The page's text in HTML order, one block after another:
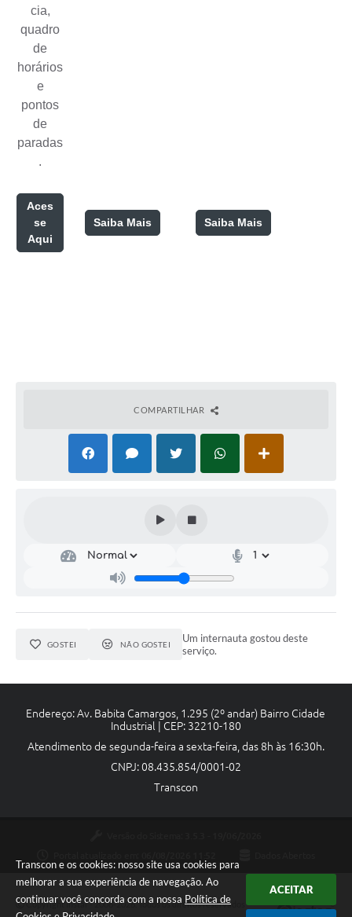
Transcon e os cookies: nosso site usa cookies para
melhorar a sua experiência de navegação. Ao
continuar você concorda com a nossa Política de
ACEITAR
cia,
quadro
de
horários
e
pontos
de
paradas
.
Aces
se
Aqui
Saiba Mais Saiba Mais
COMPARTILHAR
GOSTEI NÃO GOSTEI
Um internauta gostou deste
serviço.
Endereço: Av. Babita Camargos, 1.295 (2º andar) Bairro Cidade
Industrial | CEP: 32210-180
Atendimento de segunda-feira a sexta-feira, das 8h às 16:30h.
CNPJ: 08.435.854/0001-02
Transcon
Copyright Instar - 2006-2026. Todos os direitos reservados -